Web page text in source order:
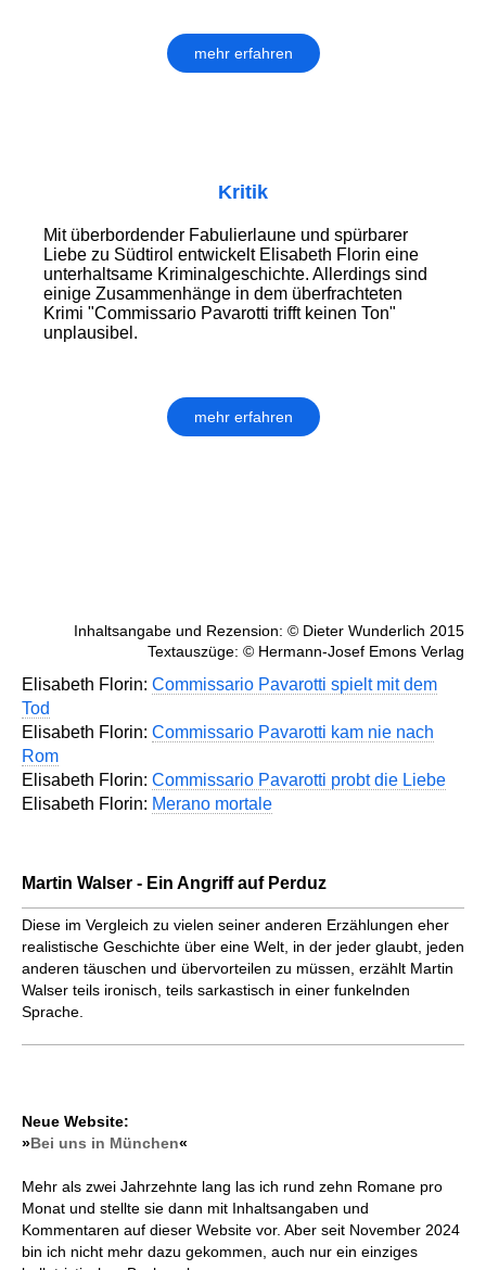
mehr erfahren
Kritik
Mit überbordender Fabulierlaune und spürbarer
Liebe zu Südtirol ent­wickelt Elisabeth Florin eine
unter­halt­same Kriminalgeschichte. Allerdings sind
einige Zusammen­hänge in dem überfrachteten
Krimi "Commissario Pavarotti trifft keinen Ton"
unplausibel.
mehr erfahren
Inhaltsangabe und Rezension: © Dieter Wunderlich 2015
Textauszüge: © Hermann-Josef Emons Verlag
Elisabeth Florin: Commissario Pavarotti spielt mit dem
Tod
Elisabeth Florin: Commissario Pavarotti kam nie nach
Rom
Elisabeth Florin: Commissario Pavarotti probt die Liebe
Elisabeth Florin: Merano mortale
Martin Walser - Ein Angriff auf Perduz
Diese im Vergleich zu vielen seiner anderen Erzählungen eher
realistische Geschichte über eine Welt, in der jeder glaubt, jeden
anderen täuschen und übervorteilen zu müssen, erzählt Martin
Walser teils ironisch, teils sarkastisch in einer funkelnden
Sprache.
Neue Website:
»Bei uns in München«
Mehr als zwei Jahrzehnte lang las ich rund zehn Romane pro
Monat und stellte sie dann mit Inhaltsangaben und
Kommentaren auf dieser Website vor. Aber seit November 2024
bin ich nicht mehr dazu gekommen, auch nur ein einziges